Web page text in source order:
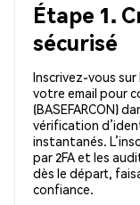
Étape 1.
sécurisé
Inscrivez-vous sur
votre email pour
(BASEFARCON)
vérification
instantanés.
par 2FA et les
dès le départ,
confiance.